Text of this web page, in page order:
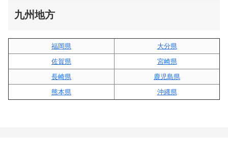
九州地方
福岡県
大分県
佐賀県
宮崎県
長崎県
鹿児島県
熊本県
沖縄県